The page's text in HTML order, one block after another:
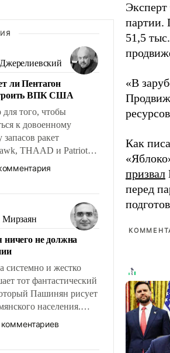
ли Пентагон
ВПК США
для того, чтобы
к довоенному
запасов ракет
THAAD и Patriot
более трех
небольшая война с
ситуация
многолетний период
США, например,
Мирзаян
ничего не должна
системно и жестко
тот фантастический
Пашинян рисует
населения.
будут безусловно
комментариев
партии.
51,5
«В
Как
призвал
перед